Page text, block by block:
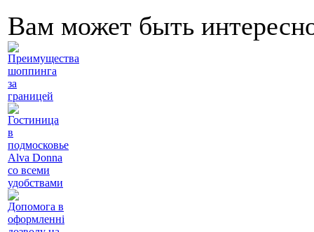
Вам может быть
Преимущества
шоппинга
за
границей
Гостиница
в
подмосковье
Alva Donna
со всеми
удобствами
Допомога в
оформленні